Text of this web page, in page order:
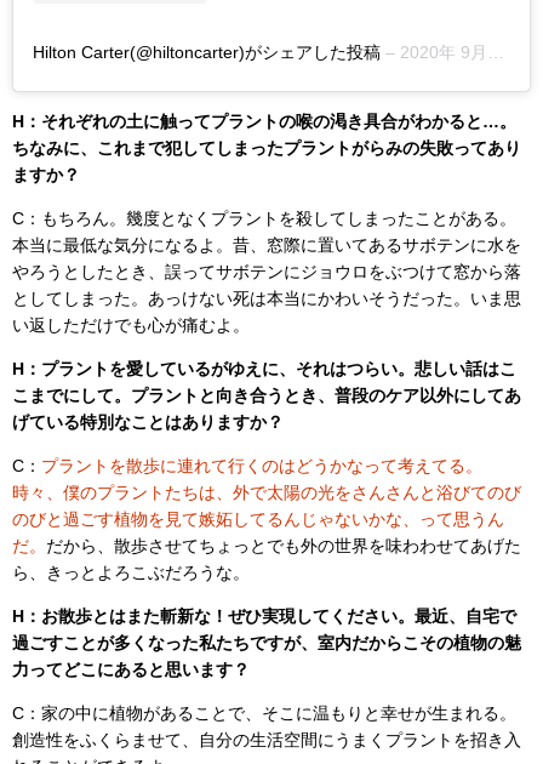
Hilton Carter(@hiltoncarter)がシェアした投稿 – 2020年 9月月14日午前4時45分PDT
H：それぞれの土に触ってプラントの喉の渇き具合がわかると…。
ちなみに、これまで犯してしまったプラントがらみの失敗ってあり
ますか？
C：もちろん。幾度となくプラントを殺してしまったことがある。
本当に最低な気分になるよ。昔、窓際に置いてあるサボテンに水を
やろうとしたとき、誤ってサボテンにジョウロをぶつけて窓から落
としてしまった。あっけない死は本当にかわいそうだった。いま思
い返しただけでも心が痛むよ。
H：プラントを愛しているがゆえに、それはつらい。悲しい話はこ
こまでにして。プラントと向き合うとき、普段のケア以外にしてあ
げている特別なことはありますか？
C： プラントを散歩に連れて行くのはどうかなって考えてる。
時々、僕のプラントたちは、外で太陽の光をさんさんと浴びてのび
のびと過ごす植物を見て嫉妬してるんじゃないかな、って思うん
だ。 だから、散歩させてちょっとでも外の世界を味わわせてあげた
ら、きっとよろこぶだろうな。
H：お散歩とはまた斬新な！ぜひ実現してください。最近、自宅で
過ごすことが多くなった私たちですが、室内だからこその植物の魅
力ってどこにあると思います？
C：家の中に植物があることで、そこに温もりと幸せが生まれる。
創造性をふくらませて、自分の生活空間にうまくプラントを招き入